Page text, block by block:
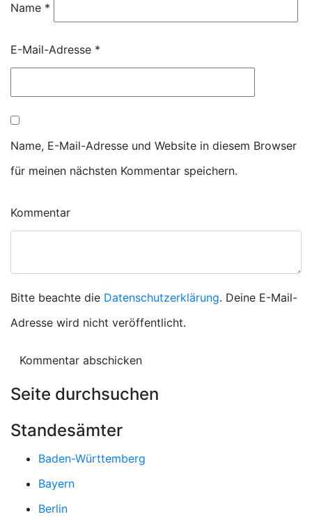
Name *
E-Mail-Adresse *
Name, E-Mail-Adresse und Website in diesem Browser
für meinen nächsten Kommentar speichern.
Kommentar
Bitte beachte die Datenschutzerklärung. Deine E-Mail-
Adresse wird nicht veröffentlicht.
Seite durchsuchen
Standesämter
Baden-Württemberg
Bayern
Berlin